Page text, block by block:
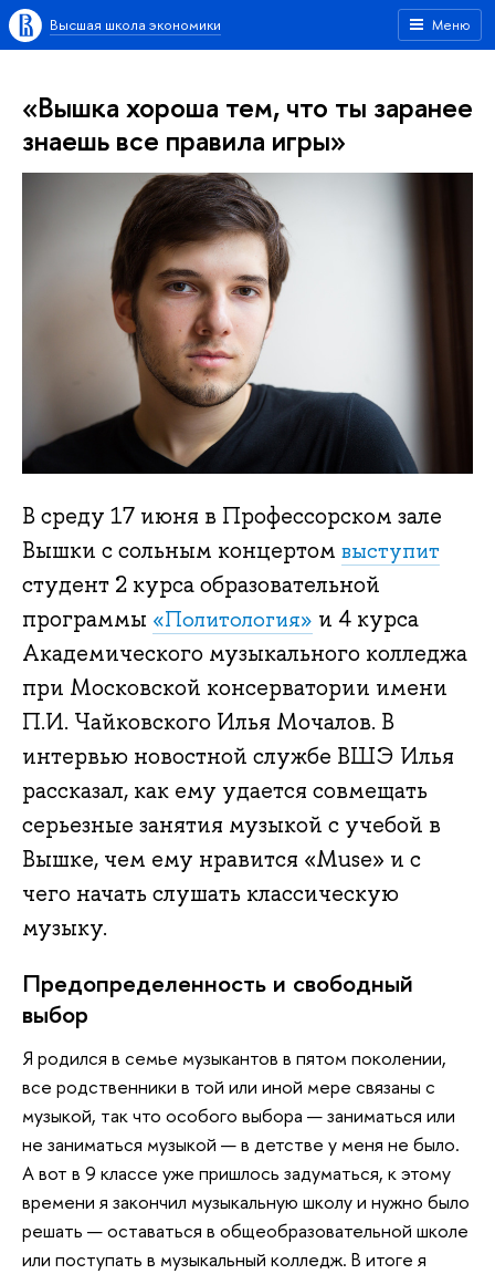
Меню
Высшая школа экономики
«Вышка хороша тем, что ты заранее
знаешь все правила игры»
В среду 17 июня в Профессорском зале
Вышки с сольным концертом выступит
студент 2 курса образовательной
программы «Политология» и 4 курса
Академического музыкального колледжа
при Московской консерватории имени
П.И. Чайковского Илья Мочалов. В
интервью новостной службе ВШЭ Илья
рассказал, как ему удается совмещать
серьезные занятия музыкой с учебой в
Вышке, чем ему нравится «Muse» и с
чего начать слушать классическую
музыку.
Предопределенность и свободный
выбор
Я родился в семье музыкантов в пятом поколении,
все родственники в той или иной мере связаны с
музыкой, так что особого выбора — заниматься или
не заниматься музыкой — в детстве у меня не было.
А вот в 9 классе уже пришлось задуматься, к этому
времени я закончил музыкальную школу и нужно было
решать — оставаться в общеобразовательной школе
или поступать в музыкальный колледж. В итоге я